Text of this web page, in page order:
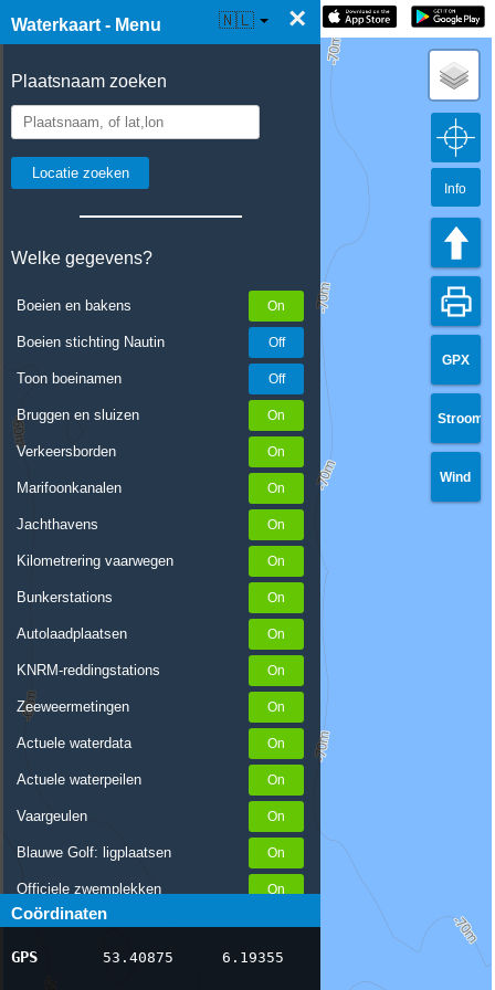
Waterkaart - Menu ×
Plaatsnaam zoeken
Welke gegevens?
Boeien en bakens
Boeien stichting Nautin
Toon boeinamen
Bruggen en sluizen
Verkeersborden
Marifoonkanalen
Jachthavens
Kilometrering vaarwegen
Bunkerstations
Autolaadplaatsen
KNRM-reddingstations
Zeeweermetingen
Actuele waterdata
Actuele waterpeilen
Vaargeulen
Blauwe Golf: ligplaatsen
Officiele zwemplekken
Stremmingen/hinder
AIS scheepsposities
Coördinaten
GPS 53.40875 6.19355
☰ Waterkaart Live 🇳🇱
GPX
Stroom
Wind
Info